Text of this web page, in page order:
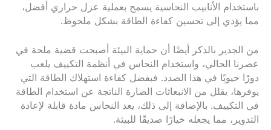
باستخدام الأنابيب النحاسية يسمح بعملية عزل حراري أفضل،
مما يؤدي إلى تحسين كفاءة الطاقة بشكل ملحوظ.
من الجدير بالذكر أيضًا أن حماية البيئة أصبحت قضية ملحة في
عصرنا الحالي، واستخدام النحاس في أنظمة التكييف يلعب
دورًا حيويًا في هذا الصدد. فبفضل كفاءة استهلاك الطاقة التي
يوفرها، يقلل من الانبعاثات الضارة الناتجة عن استخدام الطاقة
في التكييف. بالإضافة إلى ذلك، يعد النحاس مادة قابلة لإعادة
التدوير، مما يجعله خيارًا صديقًا للبيئة.